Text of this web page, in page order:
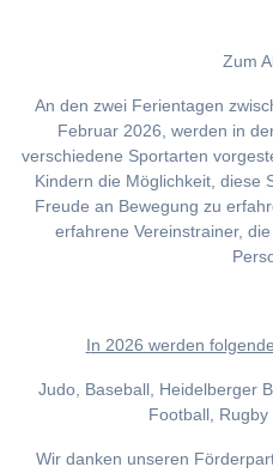
Zum
An den zwei Ferientagen
Februar 2026, werden in
verschiedene Sportarten
Kindern die Möglichkeit, diese
Freude an Bewegung zu
erfahrene Vereinstrainer,
In 2026 werden
Judo, Baseball, Heidelberger
Football,
Wir danken unseren